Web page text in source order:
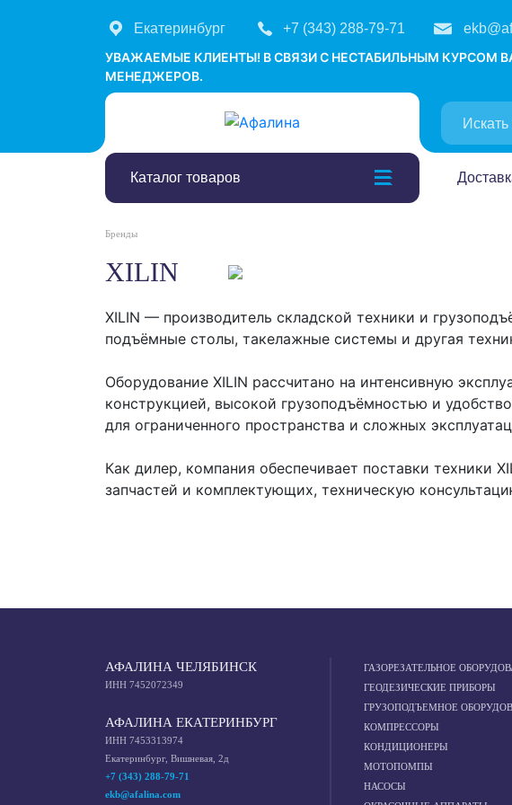
Екатеринбург +7 (343) 288-79-71
УВАЖАЕМЫЕ КЛИЕНТЫ! В СВЯЗИ С НЕСТАБИЛЬНЫМ КУРСОМ
МЕНЕДЖЕРОВ.
Каталог товаров
Бренды
XILIN
XILIN — производитель складской техники и
подъёмные столы, такелажные системы и другая
Оборудование XILIN рассчитано на интенсивную
конструкцией, высокой грузоподъёмностью и
для ограниченного пространства и сложных
Как дилер, компания обеспечивает поставки техники
запчастей и комплектующих, техническую
АФАЛИНА ЧЕЛЯБИНСК
ИНН 7452072349
АФАЛИНА ЕКАТЕРИНБУРГ
ИНН 7453313974
Екатеринбург, Вишневая, 2д
+7 (343) 288-79-71
ekb@afalina.com
ГАЗОРЕЗАТЕЛЬНОЕ
ГЕОДЕЗИЧЕСКИЕ ПРИБОРЫ
ГРУЗОПОДЪЕМНОЕ
КОМПРЕССОРЫ
КОНДИЦИОНЕРЫ
МОТОПОМПЫ
НАСОСЫ